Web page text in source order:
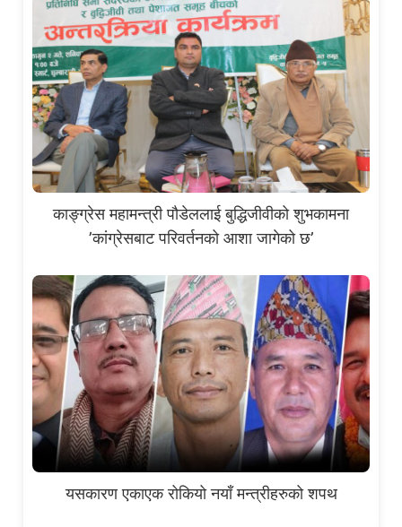
काङ्ग्रेस महामन्त्री पौडेललाई बुद्धिजीवीको शुभकामना
’कांग्रेसबाट परिवर्तनको आशा जागेको छ’
यसकारण एकाएक रोकियो नयाँ मन्त्रीहरुको शपथ